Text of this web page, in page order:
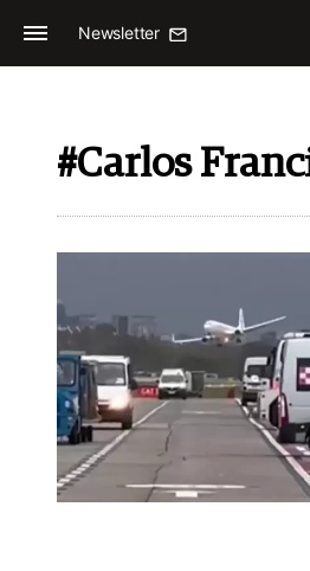
Newsletter
#Carlos